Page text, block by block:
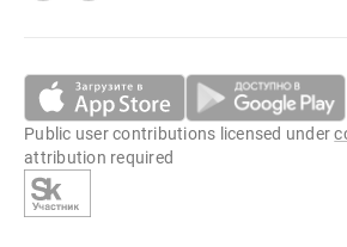
Public user contributions licensed under
attribution required